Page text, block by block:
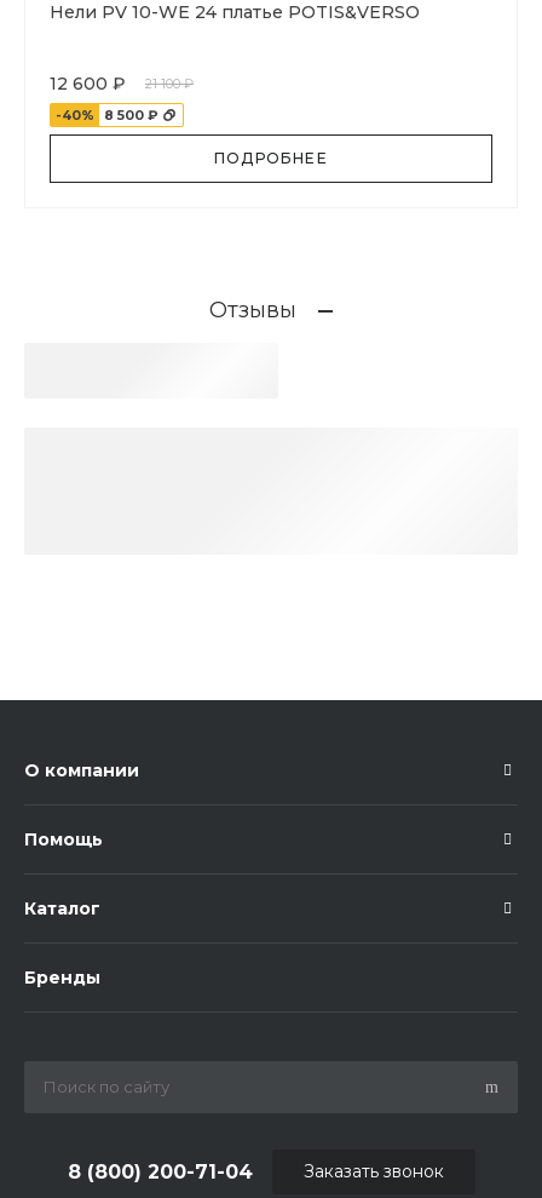
Нели PV 10-WE 24 платье POTIS&VERSO
12 600 ₽
21 100 ₽
-40%
8 500 ₽
ПОДРОБНЕЕ
Отзывы
О компании
Помощь
Каталог
Бренды
8 (800) 200-71-04 Заказать звонок